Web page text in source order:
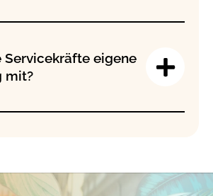
Servicekräfte eigene
mit?